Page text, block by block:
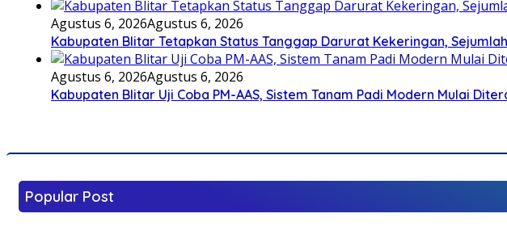
Agustus 6, 2026Agustus 6, 2026
Kabupaten Blitar Tetapkan Status Tanggap Darurat Kekeringan,
Agustus 6, 2026Agustus 6, 2026
Kabupaten Blitar Uji Coba PM-AAS, Sistem Tanam Padi Modern Mulai
Popular Post